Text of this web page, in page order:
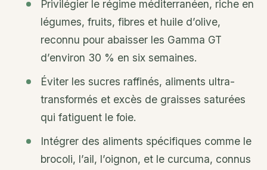
Privilégier le régime méditerranéen, riche en
légumes, fruits, fibres et huile d’olive,
reconnu pour abaisser les Gamma GT
d’environ 30 % en six semaines.
Éviter les sucres raffinés, aliments ultra-
transformés et excès de graisses saturées
qui fatiguent le foie.
Intégrer des aliments spécifiques comme le
brocoli, l’ail, l’oignon, et le curcuma, connus